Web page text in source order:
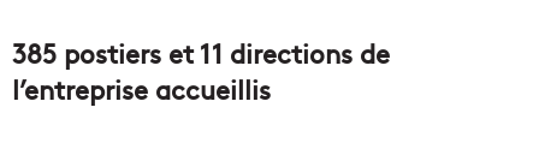
385 postiers et 11 directions de
l’entreprise accueillis